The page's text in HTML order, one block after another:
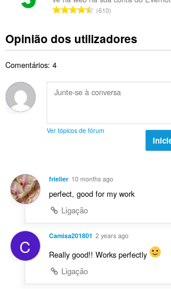
ç
e
s
v
l
i
õ
e
a
e
a
l
ç
õ
o
o
t
d
e
a
ç
õ
:
N
m
e
t
o
l
v
l
a
ç
e
:
610
Opinião dos utilizadores
Comentários: 4
Ver tópicos de fórum
frielier 10 months ago
perfect, good for my work
Ligação
C Camisa201801 2 years ago
Really good!! Works perfectly
Ligação